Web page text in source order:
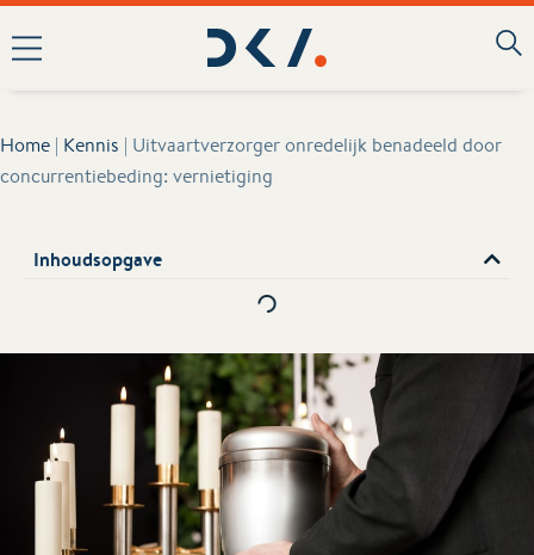
Home | Kennis | Uitvaartverzorger onredelijk benadeeld door
concurrentiebeding: vernietiging
Inhoudsopgave